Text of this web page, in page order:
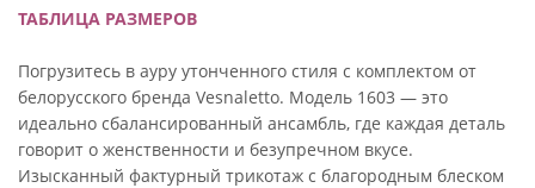
ТАБЛИЦА РАЗМЕРОВ
Погрузитесь в ауру утонченного стиля с комплектом от
белорусского бренда Vesnaletto. Модель 1603 — это
идеально сбалансированный ансамбль, где каждая деталь
говорит о женственности и безупречном вкусе.
Изысканный фактурный трикотаж с благородным блеском